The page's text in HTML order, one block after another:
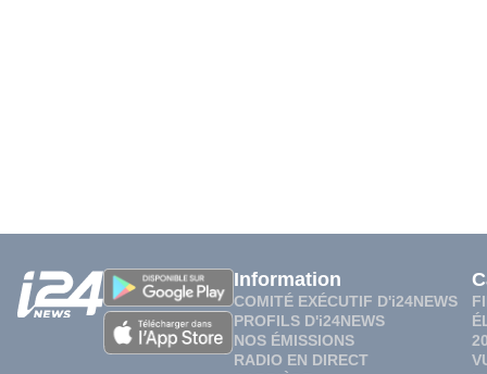
Information
COMITÉ EXÉCUTIF D'i24NEWS
PROFILS D'i24NEWS
NOS ÉMISSIONS
RADIO EN DIRECT